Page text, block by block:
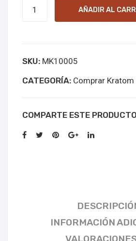
White
AÑADIR AL
SKU: MK10005
CATEGORÍA: Comprar Kratom
COMPARTE ESTE PRODUCTO
INFORMACIÓN